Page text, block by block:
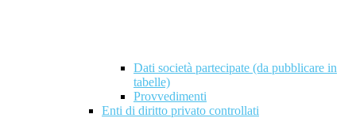
Dati società partecipate (da pubblicare in
tabelle)
Provvedimenti
Enti di diritto privato controllati